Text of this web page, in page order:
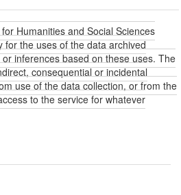
Humanities and Social Sciences
for the uses of the data archived
inferences based on these uses. The
consequential or incidental
use of the data collection, or from the
to the service for whatever